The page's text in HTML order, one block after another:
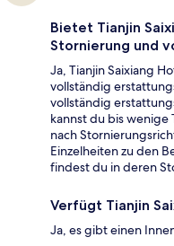
Bietet Tianjin
Stornierung und
Ja, Tianjin Saixiang
vollständig
vollständig
kannst du bis wenige
nach
Einzelheiten zu den
findest du in deren
Verfügt Tianjin
Ja, es gibt einen